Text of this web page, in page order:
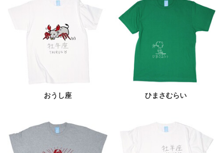
おうし座 ひまさむらい